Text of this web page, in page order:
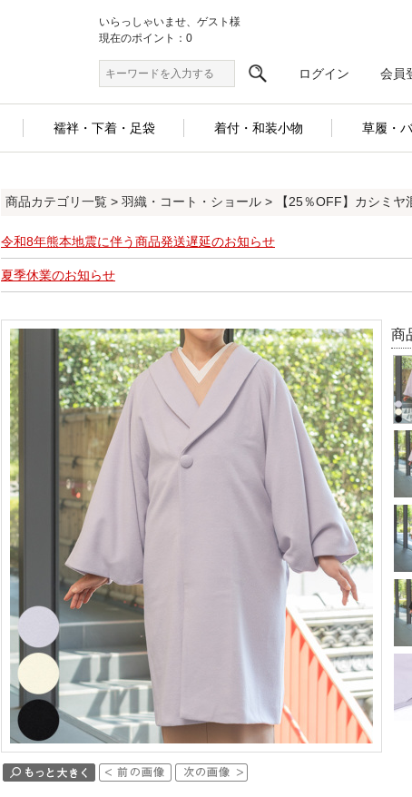
いらっしゃいませ、ゲスト様
現在のポイント：0
ログイン 会員
襦袢・下着・足袋 着付・和装小物 草履・
商品カテゴリ一覧 > 羽織・コート・ショール > 【25％OFF】カシミヤ
令和8年熊本地震に伴う商品発送遅延のお知らせ
夏季休業のお知らせ
商